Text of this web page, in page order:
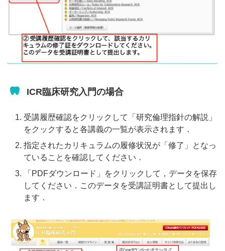
ICR臨床研究入門の場合
受講履歴確認をクリックして「研究倫理指針の解説」
をクックすると各講義の一覧が表示されます．
指定されたカリキュラムの履修状況が「修了」となっ
ていることを確認してください．
「PDFダウンロード」をクリックして，データを保存
してください．このデータを受講証明書として提出し
ます．